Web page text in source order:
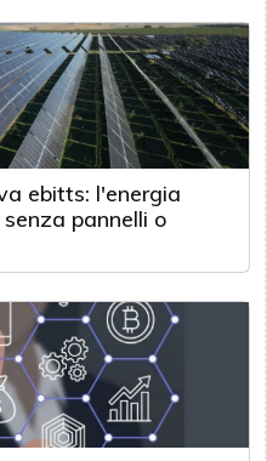
ebitts: l'energia
pannelli o